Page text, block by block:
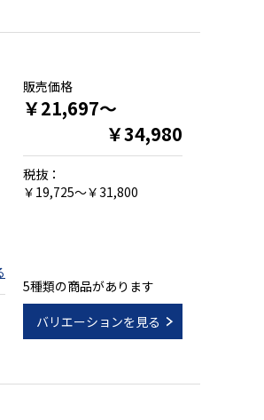
販売価格
￥21,697～
￥34,980
税抜：
￥19,725～￥31,800
5種類の商品があります
バリエーションを見る